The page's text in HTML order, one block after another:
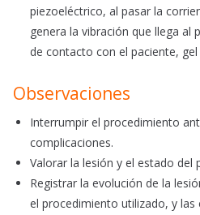
piezoeléctrico, al pasar la
genera la vibración que llega al
de contacto con el paciente,
Observaciones
Interrumpir el procedimiento
complicaciones.
Valorar la lesión y el estado
Registrar la evolución de la
el procedimiento utilizado, y las